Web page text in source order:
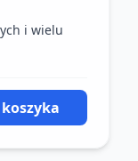
i wielu